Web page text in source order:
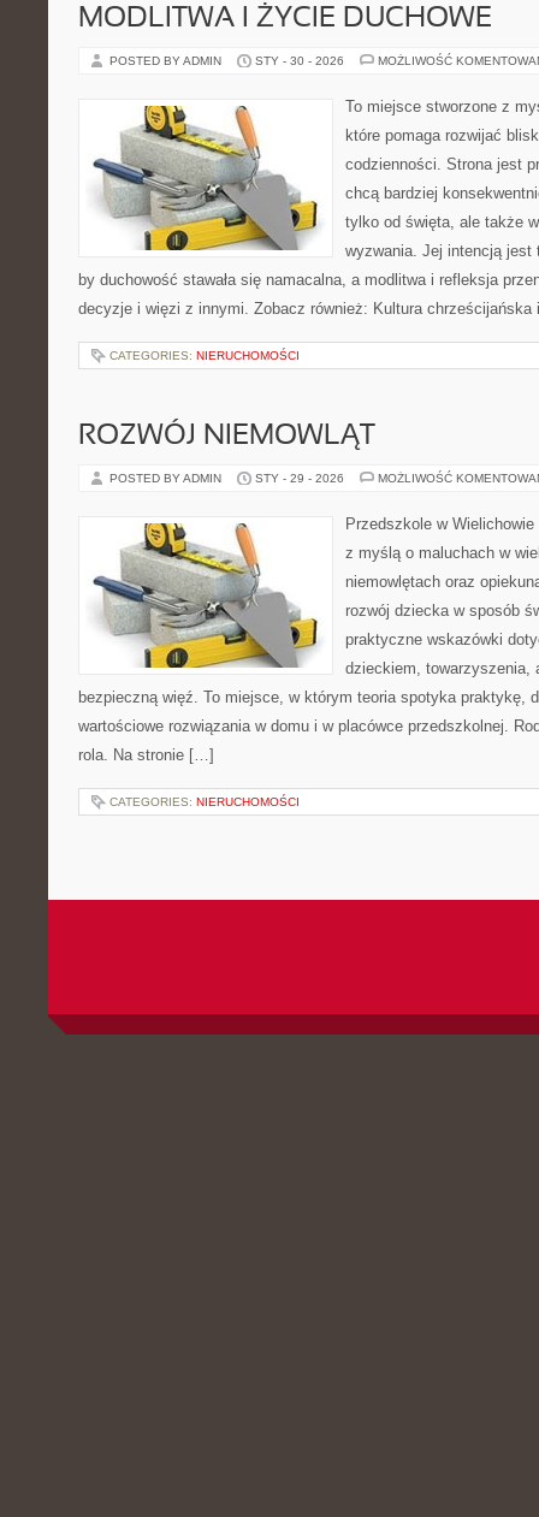
MODLITWA I ŻYCIE DUCHOWE
POSTED BY ADMIN STY - 30 - 2026 MOŻLIWOŚĆ
To miejsce stworzone z
które pomaga rozwijać
codzienności. Strona jest
chcą bardziej
tylko od święta, ale także
wyzwania. Jej intencją
by duchowość stawała się namacalna, a modlitwa i refleksja
decyzje i więzi z innymi. Zobacz również: Kultura
CATEGORIES: NIERUCHOMOŚCI
ROZWÓJ NIEMOWLĄT
POSTED BY ADMIN STY - 29 - 2026 MOŻLIWOŚĆ
Przedszkole w
z myślą o maluchach w
niemowlętach oraz
rozwój dziecka w sposób
praktyczne wskazówki
dzieckiem, towarzyszenia,
bezpieczną więź. To miejsce, w którym teoria spotyka praktykę,
wartościowe rozwiązania w domu i w placówce przedszkolnej.
rola. Na stronie […]
CATEGORIES: NIERUCHOMOŚCI